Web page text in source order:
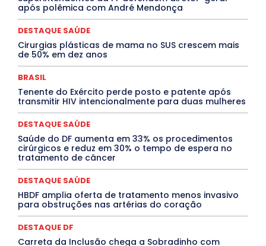
ELEIÇÕES
EMPREGO E OPORTUNIDADES
Especial
Espírito Santo ESPORTE
ESTÁGIO
EVENTOS
Febre Oropouche
Goiás
INTELIGÊNCIA ARTIFICIAL
INTERNACIONAL
MEIO AMBIENTE
MÚSICA
O Plantonista Opinião Oropouche
Paraíba
Paraná Pernambuco Piauí
POLÍTICA
PROCESSO SELETIVO
PUBLIEDITORIAL
QUALIFICAÇÃO PROFISSIONAL
Rio de Janeiro
Rio Grande do Sul
Roraima
Santa Catarina
São Paulo SARAMPO
SAÚDE
Saúde Agora
TÁ FROID?
TEATRO TECNOLOGIA
TIC TAC
Mais
após polêmica com André Mendonça
DESTAQUE SAÚDE
Cirurgias plásticas de mama no SUS crescem mais
de 50% em dez anos
BRASIL
Tenente do Exército perde posto e patente após
transmitir HIV intencionalmente para duas mulheres
DESTAQUE SAÚDE
Saúde do DF aumenta em 33% os procedimentos
cirúrgicos e reduz em 30% o tempo de espera no
tratamento de câncer
DESTAQUE SAÚDE
HBDF amplia oferta de tratamento menos invasivo
para obstruções nas artérias do coração
DESTAQUE DF
Carreta da Inclusão chega a Sobradinho com